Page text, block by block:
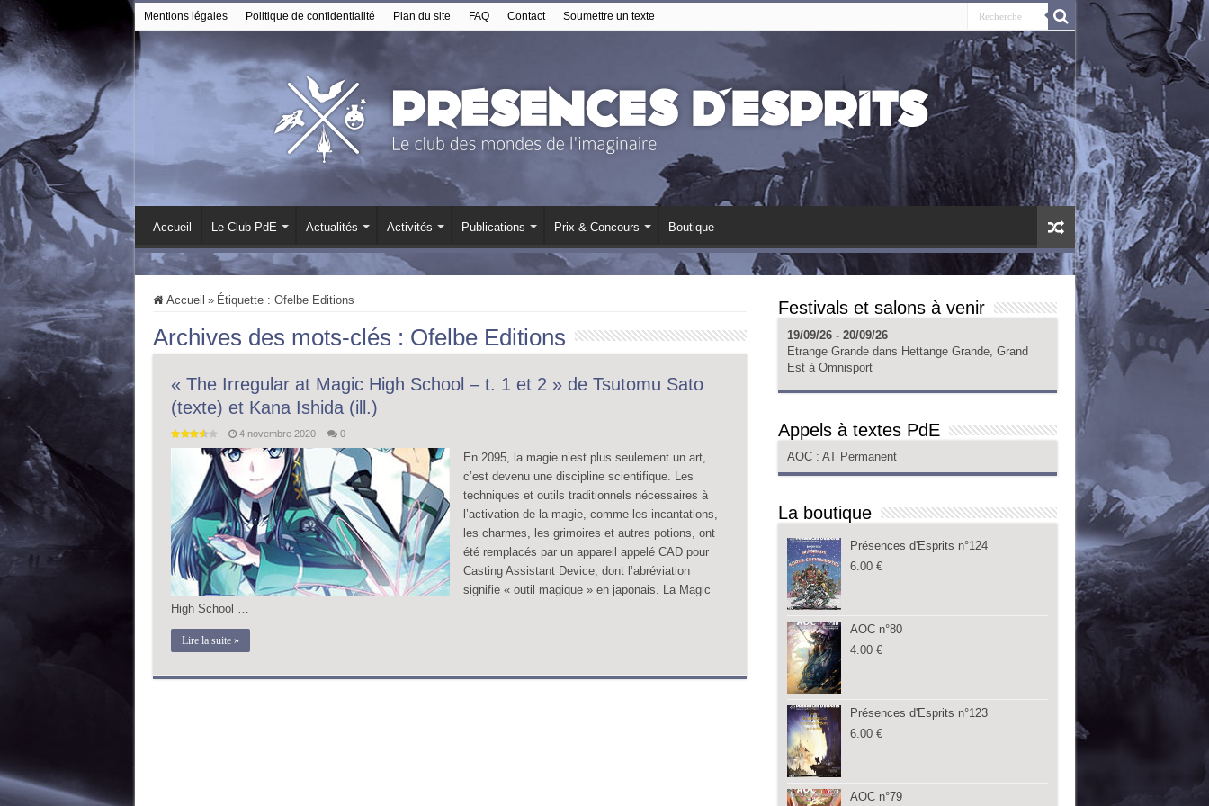
Mentions légales Politique de confidentialité Plan du site FAQ Contact Soumettre un texte
Accueil Le Club PdE Actualités Activités Publications Prix & Concours Boutique
Accueil » Étiquette : Ofelbe Editions
Archives des mots-clés : Ofelbe Editions
« The Irregular at Magic High School – t. 1 et 2 » de Tsutomu Sato
(texte) et Kana Ishida (ill.)
4 novembre 2020 0
En 2095, la magie n’est plus seulement un art,
c’est devenu une discipline scientifique. Les
techniques et outils traditionnels nécessaires à
l’activation de la magie, comme les incantations,
les charmes, les grimoires et autres potions, ont
été remplacés par un appareil appelé CAD pour
Casting Assistant Device, dont l’abréviation
signifie « outil magique » en japonais. La Magic
High School …
Lire la suite »
Festivals et salons à venir
19/09/26 - 20/09/26
Etrange Grande dans Hettange Grande, Grand
Est à Omnisport
Appels à textes PdE
AOC : AT Permanent
La boutique
Présences d'Esprits n°124
6.00 €
AOC n°80
4.00 €
Présences d'Esprits n°123
6.00 €
AOC n°79